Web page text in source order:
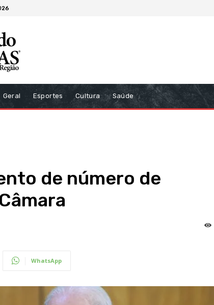
Geral Esportes Cultura Saúde
de número de
WhatsApp